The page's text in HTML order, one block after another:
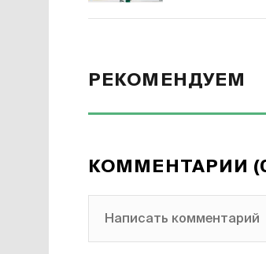
РЕКОМЕНДУЕМ
КОММЕНТАРИИ
Написать комментарий